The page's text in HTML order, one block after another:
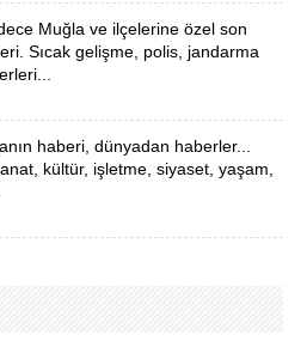
Muğla ve ilçelerine özel son
Sıcak gelişme, polis, jandarma
haberi, dünyadan haberler...
kültür, işletme, siyaset, yaşam,